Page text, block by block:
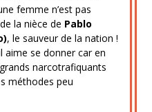
femme n’est pas
la nièce de Pablo
, le sauveur de la nation !
aime se donner car en
narcotrafiquants
méthodes peu